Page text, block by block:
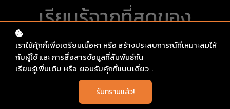
เรียนรู้จากที่สุดของ
ประเทศจากทุกวงการ
คลาสเรียนใหม่เพิ่มทุก
เดือน
เราใช้คุ้กกี้เพื่อเตรียมเนื้อหา หรือ สร้างประสบการณ์ที่เหมาะสมให้
กับผู้ใช้ และ การสื่อสารข้อมูลที่สัมพันธ์กัน
เรียนรู้เพื่มเติม หรือ ยอมรับคุ้กกี้แบบเดี่ยว .
รับทราบแล้ว!